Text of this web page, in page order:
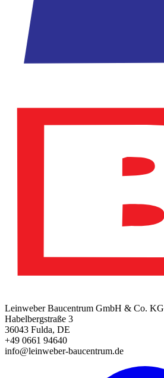
Leinweber Baucentrum GmbH & Co. KG
Habelbergstraße 3
36043 Fulda, DE
+49 0661 94640
info@leinweber-baucentrum.de